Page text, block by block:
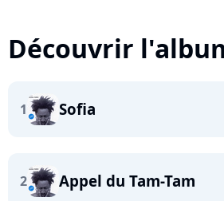
Découvrir
1 Sofia
2 Appel du Tam-Tam